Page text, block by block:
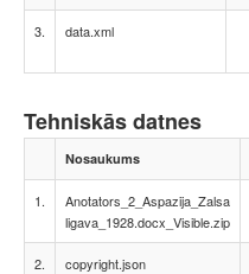
3. data.xml
Tehniskās datnes
Nosaukums
1.
Anotators_2_Aspazija_Zalsa
ligava_1928.docx_Visible.zip
2. copyright.json